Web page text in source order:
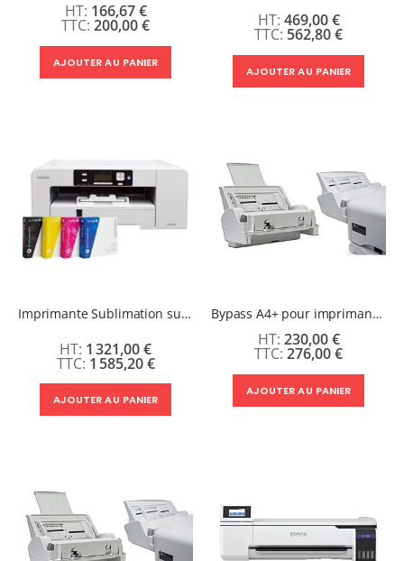
200,00 €
166,67 €
AJOUTER AU PANIER
562,80 €
469,00 €
AJOUTER AU PANIER
Imprimante Sublimation sublijet A3 Textiles Polyester & Objets : Kit Virtuoso SG1000
1 585,20 €
1 321,00 €
AJOUTER AU PANIER
Bypass A4+ pour imprimante Sawgrass SG400/SG500
276,00 €
230,00 €
AJOUTER AU PANIER